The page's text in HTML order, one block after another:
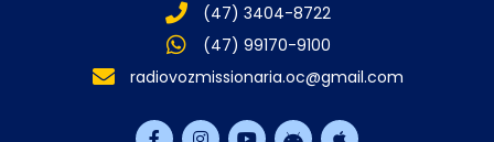
(47) 3404-8722
(47) 99170-9100
radiovozmissionaria.oc@gmail.com